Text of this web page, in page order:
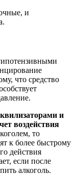
и
что средство
и
воздействия
то
к более быстрому
действия
если после
алкоголь.